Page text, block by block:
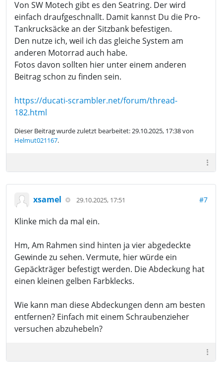
Von SW Motech gibt es den Seatring. Der wird
einfach draufgeschnallt. Damit kannst Du die Pro-
Tankrucksäcke an der Sitzbank befestigen.
Den nutze ich, weil ich das gleiche System am
anderen Motorrad auch habe.
Fotos davon sollten hier unter einem anderen
Beitrag schon zu finden sein.
https://ducati-scrambler.net/forum/thread-
182.html
Dieser Beitrag wurde zuletzt bearbeitet: 29.10.2025, 17:38 von
Helmut021167.
xsamel 29.10.2025, 17:51 #7
Klinke mich da mal ein.
Hm, Am Rahmen sind hinten ja vier abgedeckte
Gewinde zu sehen. Vermute, hier würde ein
Gepäckträger befestigt werden. Die Abdeckung hat
einen kleinen gelben Farbklecks.
Wie kann man diese Abdeckungen denn am besten
entfernen? Einfach mit einem Schraubenzieher
versuchen abzuhebeln?